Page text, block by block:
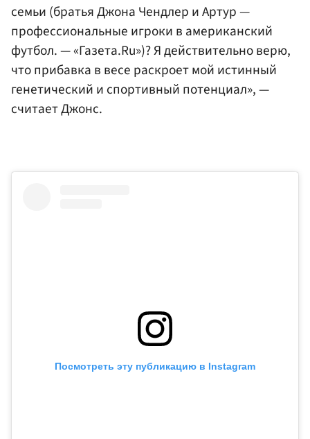
семьи (братья Джона Чендлер и Артур —
профессиональные игроки в американский
футбол. — «Газета.Ru»)? Я действительно верю,
что прибавка в весе раскроет мой истинный
генетический и спортивный потенциал», —
считает Джонс.
Посмотреть эту публикацию в Instagram